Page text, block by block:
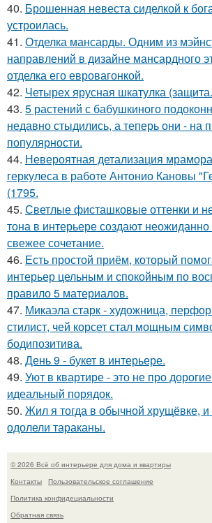
40. Брошенная невеста сиделкой к
устроилась.
41. Отделка мансарды. Одним из
направлений в дизайне мансардного
отделка его евровагонкой.
42. Четырех ярусная шкатулка (защита.
43. 5 растений с бабушкиного
недавно стыдились, а теперь они - на
популярности.
44. Невероятная детализация
геркулеса в работе Антонио Кановы
(1795.
45. Светлые фисташковые оттенки и
тона в интерьере создают
свежее сочетание.
46. Есть простой приём, который
интерьер цельным и спокойным по
правило 5 материалов.
47. Микаэла старк - художница,
стилист, чей корсет стал мощным
бодипозитива.
48. День 9 - букет в интерьере.
49. Уют в квартире - это не про
идеальный порядок.
50. Жил я тогда в обычной хрущёвке, и
одолели тараканы.
© 2026 Всё об интерьере для дома и квартиры
Контакты
Пользовательское соглашение
Политика конфидециальности
Обратная связь